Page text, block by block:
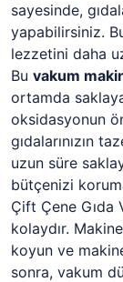
sayesinde,
yapabilirsiniz.
lezzetini daha
Bu vakum
ortamda
oksidasyonun
gıdalarınızın
uzun süre
bütçenizi
Çift Çene Gıda
kolaydır.
koyun ve
sonra, vakum